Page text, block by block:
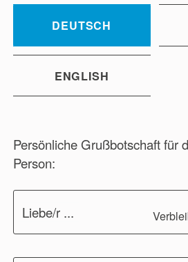
DEUTSCH
ENGLISH
Persönliche Grußbotschaft für
Person:
Liebe/r ...